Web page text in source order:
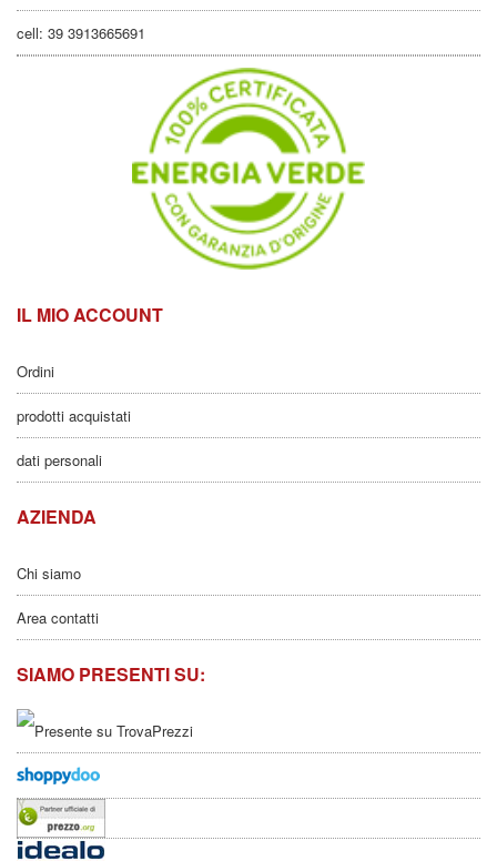
cell: 39 3913665691
IL MIO ACCOUNT
Ordini
prodotti acquistati
dati personali
AZIENDA
Chi siamo
Area contatti
SIAMO PRESENTI SU: